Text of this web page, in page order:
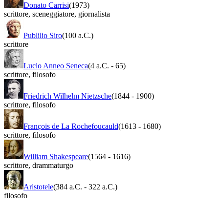
Donato Carrisi(1973)
scrittore, sceneggiatore, giornalista
Publilio Siro(100 a.C.)
scrittore
Lucio Anneo Seneca(4 a.C. - 65)
scrittore, filosofo
Friedrich Wilhelm Nietzsche(1844 - 1900)
scrittore, filosofo
François de La Rochefoucauld(1613 - 1680)
scrittore, filosofo
William Shakespeare(1564 - 1616)
scrittore, drammaturgo
Aristotele(384 a.C. - 322 a.C.)
filosofo